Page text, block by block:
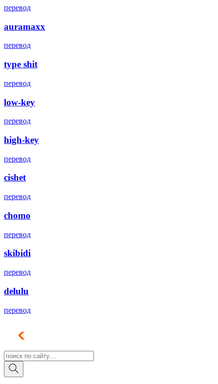
перевод
auramaxx
перевод
type shit
перевод
low-key
перевод
high-key
перевод
cishet
перевод
chomo
перевод
skibidi
перевод
delulu
перевод